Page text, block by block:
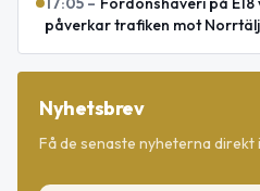
påverkar trafiken mot
Nyhetsbrev
Få de senaste nyheterna direkt